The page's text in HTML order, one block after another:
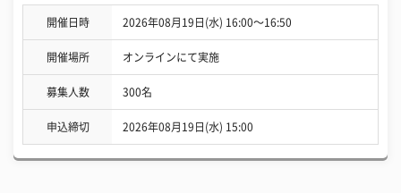
開催日時 2026年08月19日(水) 16:00〜16:50
開催場所 オンラインにて実施
募集人数 300名
申込締切 2026年08月19日(水) 15:00